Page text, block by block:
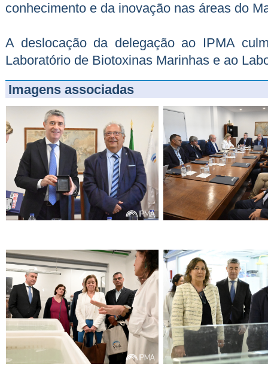
conhecimento e da inovação nas áreas do
A deslocação da delegação ao IPMA
Laboratório de Biotoxinas Marinhas e ao
Imagens associadas